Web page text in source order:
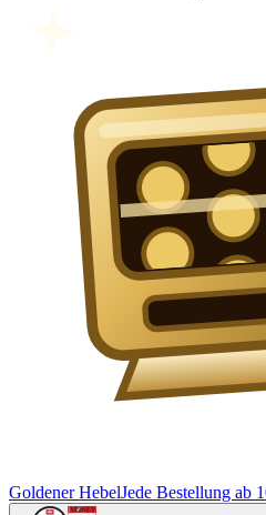
Goldener HebelJede Bestellung ab